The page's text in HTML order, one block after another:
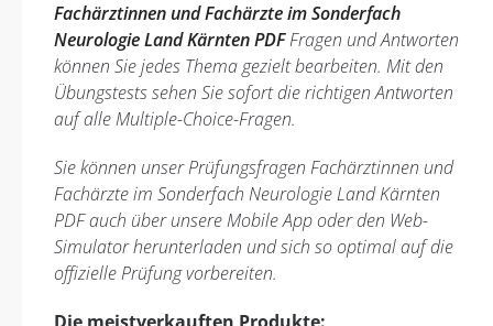
Fachärztinnen und Fachärzte im Sonderfach
Neurologie Land Kärnten PDFFragen und Antworten
können Sie jedes Thema gezielt bearbeiten. Mit den
Übungstests sehen Sie sofort die richtigen Antworten
auf alle Multiple-Choice-Fragen.
Sie können unser Prüfungsfragen Fachärztinnen und
Fachärzte im Sonderfach Neurologie Land Kärnten
PDF auch über unsere Mobile App oder den Web-
Simulator herunterladen und sich so optimal auf die
offizielle Prüfung vorbereiten.